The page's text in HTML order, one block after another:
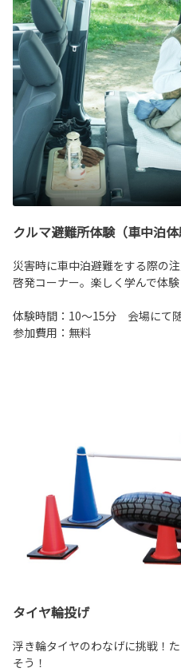
クルマ避難所体験（車中泊体
災害時に車中泊避難をする際の
啓発コーナー。楽しく学んで体験
体験時間：10～15分 会場にて
参加費用：無料
タイヤ輪投げ
浮き輪タイヤのわなげに挑戦！
そう！